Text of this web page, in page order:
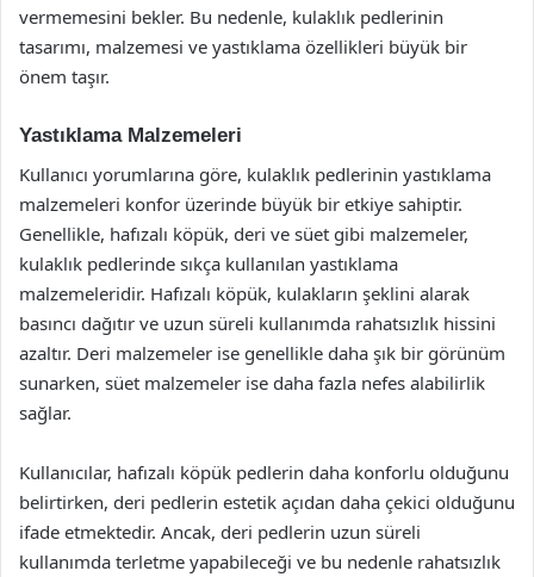
vermemesini bekler. Bu nedenle, kulaklık pedlerinin
tasarımı, malzemesi ve yastıklama özellikleri büyük bir
önem taşır.
Yastıklama Malzemeleri
Kullanıcı yorumlarına göre, kulaklık pedlerinin yastıklama
malzemeleri konfor üzerinde büyük bir etkiye sahiptir.
Genellikle, hafızalı köpük, deri ve süet gibi malzemeler,
kulaklık pedlerinde sıkça kullanılan yastıklama
malzemeleridir. Hafızalı köpük, kulakların şeklini alarak
basıncı dağıtır ve uzun süreli kullanımda rahatsızlık hissini
azaltır. Deri malzemeler ise genellikle daha şık bir görünüm
sunarken, süet malzemeler ise daha fazla nefes alabilirlik
sağlar.
Kullanıcılar, hafızalı köpük pedlerin daha konforlu olduğunu
belirtirken, deri pedlerin estetik açıdan daha çekici olduğunu
ifade etmektedir. Ancak, deri pedlerin uzun süreli
kullanımda terletme yapabileceği ve bu nedenle rahatsızlık